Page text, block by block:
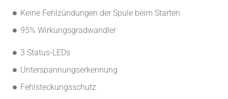
Keine Fehlzündungen der Spule beim Starten
95% Wirkungsgradwandler
3 Status-LEDs
Unterspannungserkennung
Fehlsteckungsschutz